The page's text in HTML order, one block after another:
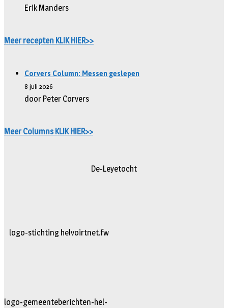
Erik Manders
Meer recepten KLIK HIER>>
Corvers Column: Messen geslepen
8 juli 2026
door Peter Corvers
Meer Columns KLIK HIER>>
De-Leyetocht
logo-stichting helvoirtnet.fw
logo-gemeenteberichten-hel-